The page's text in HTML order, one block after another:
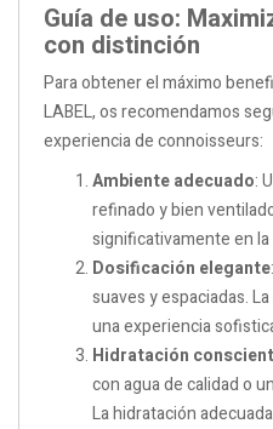
Guía de uso:
con distinción
Para obtener el máximo
LABEL, os recomendamos
experiencia de connoisseurs:
Ambiente adecuado:
refinado y bien
significativamente en
Dosificación elegante
suaves y espaciadas.
una experiencia
Hidratación
con agua de calidad o
La hidratación